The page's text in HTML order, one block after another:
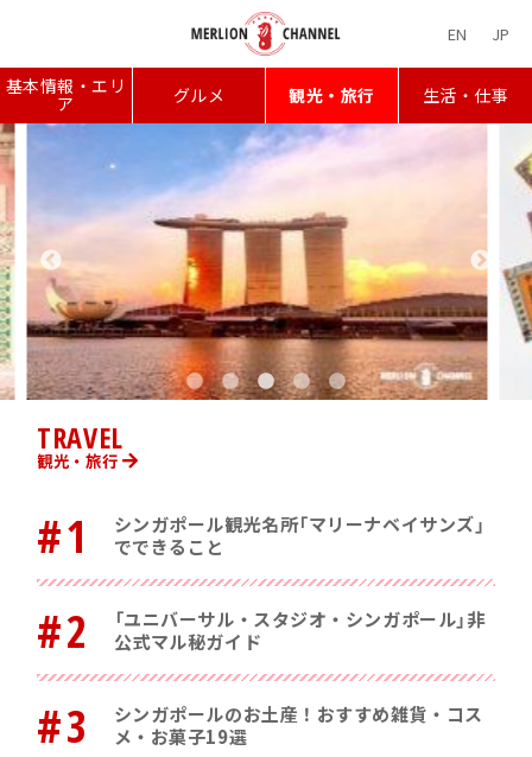
EN JP
基本情報・エリ
ア グルメ 観光・旅行 生活・仕事
TRAVEL
観光・旅行
#1
シンガポール観光名所「マリーナベイサンズ」
でできること
#2
「ユニバーサル・スタジオ・シンガポール」非
公式マル秘ガイド
#3
シンガポールのお土産！おすすめ雑貨・コス
メ・お菓子19選